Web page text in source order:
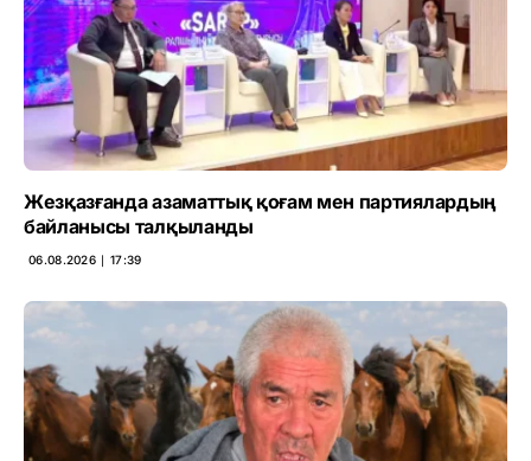
Жезқазғанда азаматтық қоғам мен партиялардың
байланысы талқыланды
06.08.2026 ∣ 17:39